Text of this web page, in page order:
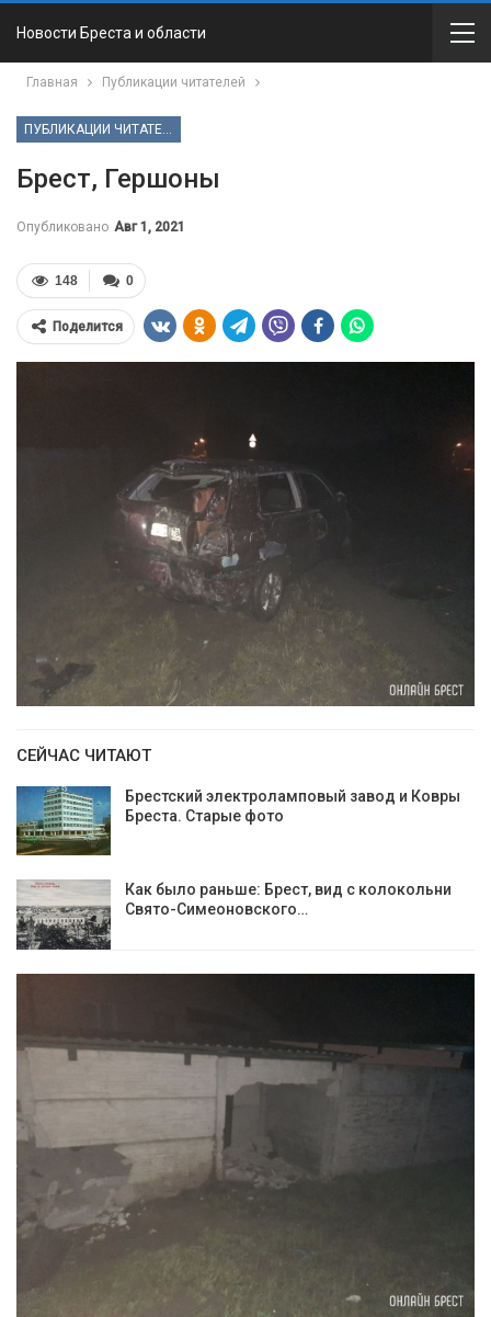
Новости Бреста и области
Главная Публикации читателей
ПУБЛИКАЦИИ ЧИТАТЕЛЕЙ
Брест, Гершоны
Опубликовано Авг 1, 2021
0
148
Поделится
СЕЙЧАС ЧИТАЮТ
Брестский электроламповый завод и Ковры
Бреста. Старые фото
Как было раньше: Брест, вид с колокольни
Cвято-Симеоновского…